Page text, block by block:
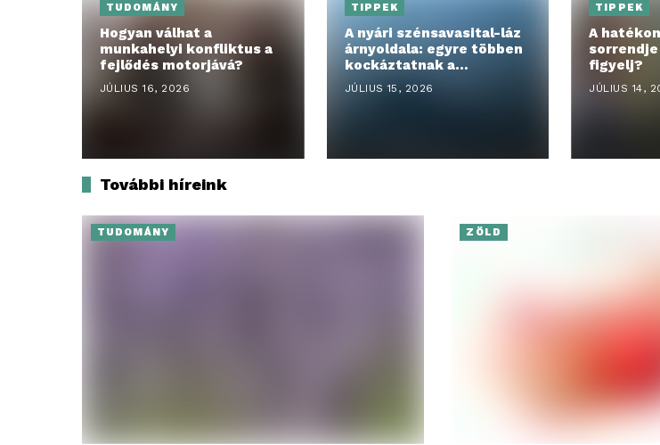
TUDOMÁNY
Hogyan válhat a
munkahelyi konfliktus a
fejlődés motorjává?
JÚLIUS 16, 2026
TIPPEK
A nyári szénsavasital-láz
árnyoldala: egyre többen
kockáztatnak a
patronokkal
JÚLIUS 15, 2026
TIPPEK
A
figyelj?
JÚLIUS 14,
További híreink
TUDOMÁNY ZÖLD